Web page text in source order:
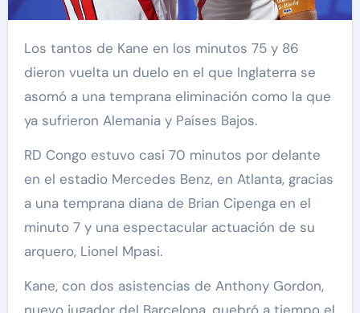
Los tantos de Kane en los minutos 75 y 86
dieron vuelta un duelo en el que Inglaterra se
asomó a una temprana eliminación como la que
ya sufrieron Alemania y Países Bajos.
RD Congo estuvo casi 70 minutos por delante
en el estadio Mercedes Benz, en Atlanta, gracias
a una temprana diana de Brian Cipenga en el
minuto 7 y una espectacular actuación de su
arquero, Lionel Mpasi.
Kane, con dos asistencias de Anthony Gordon,